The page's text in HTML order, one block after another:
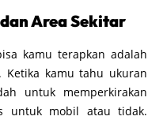
Area Sekitar
kamu terapkan adalah
Ketika kamu tahu ukuran
untuk memperkirakan
untuk mobil atau tidak.